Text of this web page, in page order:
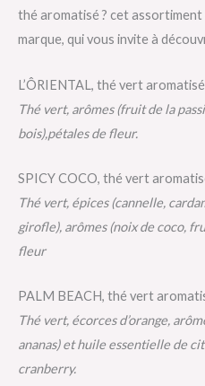
thé aromatisé ? cet
marque, qui vous invite à
L’ÔRIENTAL, thé vert
Thé vert, arômes (fruit de la
bois),pétales de fleur.
SPICY COCO, thé vert
Thé vert, épices (cannelle,
girofle), arômes (noix de coco,
fleur
PALM BEACH, thé vert
Thé vert, écorces d’orange,
ananas) et huile essentielle de
cranberry.